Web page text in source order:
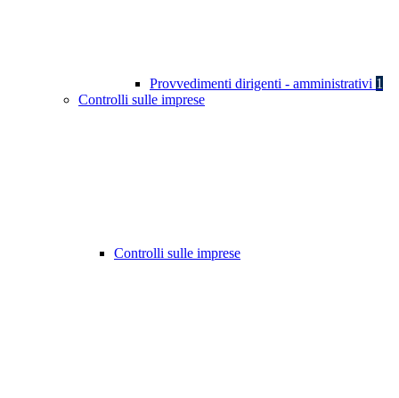
Provvedimenti dirigenti - amministrativi 1
Controlli sulle imprese
Controlli sulle imprese